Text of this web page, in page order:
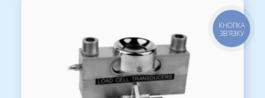
КНОПКА
ЗВ'ЯЗКУ